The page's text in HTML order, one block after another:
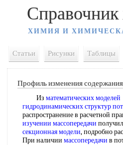
Справочник
ХИМИЯ И
Статьи Рисунки Таблицы
Профиль изменения
Из математических моделей
гидродинамических структур
распространение в расчетной
изучении массопередачи
секционная модели, подробно
При наличии массопередачи в